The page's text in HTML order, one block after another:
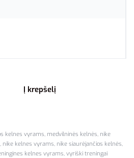
Į krepšelį
kelnes vyrams, medvilninės kelnės, nike
, nike kelnes vyrams, nike siaurėjančios kelnės,
kelnes vyrams, vyriški treningai